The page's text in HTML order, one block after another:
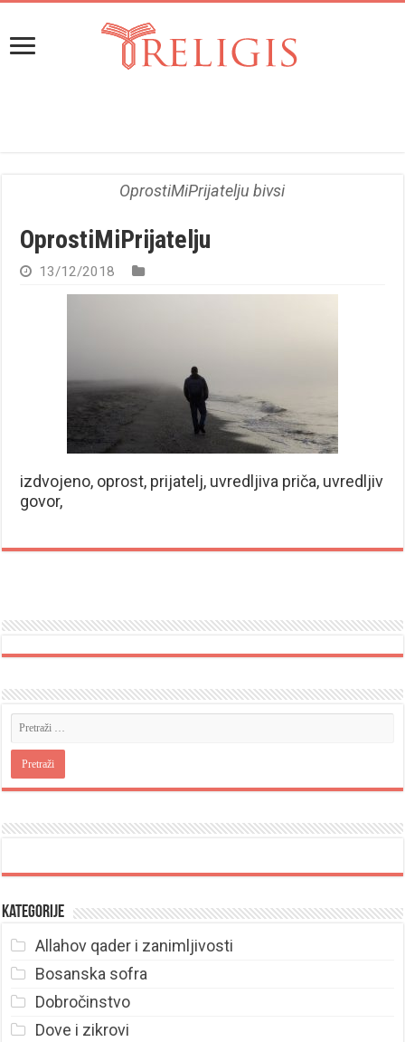
OprostiMiPrijatelju bivsi
OprostiMiPrijatelju
13/12/2018
izdvojeno, oprost, prijatelj, uvredljiva priča, uvredljiv
govor,
Kategorije
Allahov qader i zanimljivosti
Bosanska sofra
Dobročinstvo
Dove i zikrovi